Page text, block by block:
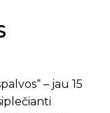
– jau 15